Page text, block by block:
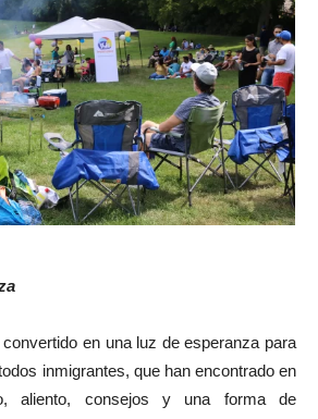
en una luz de esperanza para
inmigrantes, que han encontrado en
aliento, consejos y una forma de